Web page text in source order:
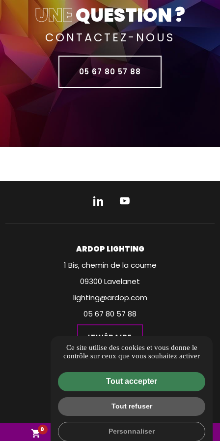
UNEQUESTION ?
CONTACTEZ-NOUS
05 67 80 57 88
shopping_cart0 mail
ARDOP LIGHTING
1 Bis, chemin de la coume
09300 Lavelanet
lighting@ardop.com
05 67 80 57 88
ITINÉRAIRE
Informations complémentaires
Mentions légales
Politique de confidentialité
Gestion des cookies
Ce site utilise des cookies et vous donne le
contrôle sur ceux que vous souhaitez activer
Tout accepter
Tout refuser
Personnaliser